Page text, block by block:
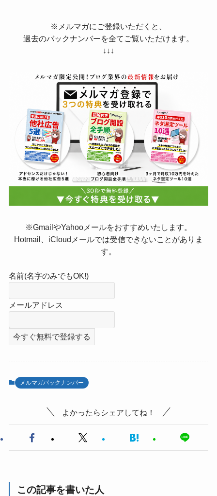
※メルマガにご登録いただくと、
過去のバックナンバーを全てご覧いただけます。
↓↓↓
※GmailやYahooメールをおすすめいたします。
Hotmail、iCloudメールでは受信できないことがありま
す。
名前(名字のみでもOK!)
メールアドレス
メルマガバックナンバー
よかったらシェアしてね！
この記事を書いた人